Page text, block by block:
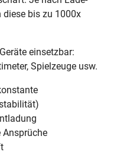
diese bis zu 1000x
einsetzbar:
Spielzeuge usw.